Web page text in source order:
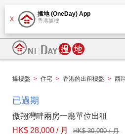
X
搵地 (OneDay) App
香港搵樓
搵樓盤 > 住宅 > 香港的出租樓盤 > 西
已過期
傲翔灣畔兩房一廳單位出租
HK$ 28,000 / 月
HK$ 30,000 / 月